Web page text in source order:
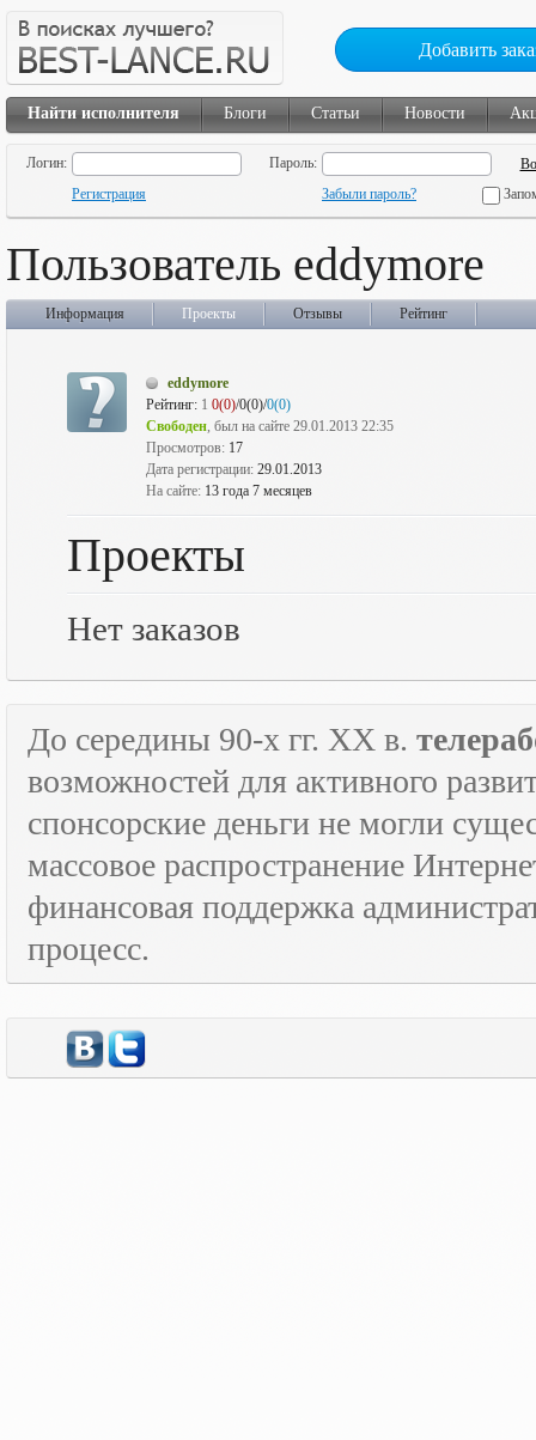
Добавить
Найти исполнителя Блоги Статьи Новости
Логин:
Пароль:
Регистрация
Забыли пароль?
Пользователь eddymore
Информация Проекты Отзывы Рейтинг
eddymore
Рейтинг: 1 0(0)/0(0)/0(0)
Свободен, был на сайте 29.01.2013 22:35
Просмотров: 17
Дата регистрации: 29.01.2013
На сайте: 13 года 7 месяцев
Проекты
Нет заказов
До середины 90-х гг. XX в.
возможностей для активного
спонсорские деньги не могли
массовое распространение
финансовая поддержка
процесс.